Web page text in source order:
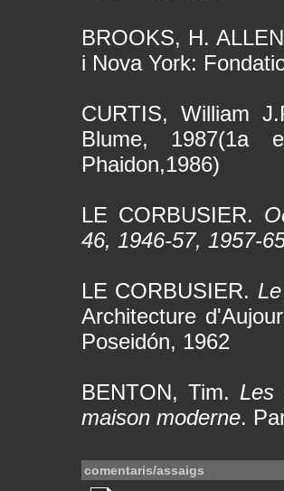
BROOKS, H.
i Nova York:
CURTIS, William
Blume, 1987(1a
Phaidon,1986)
LE CORBUSIER.
46, 1946-57, 1957-
LE CORBUSIER.
Architecture
Poseidón, 1962
BENTON, Tim. Les
maison moderne.
comentaris/assaigs